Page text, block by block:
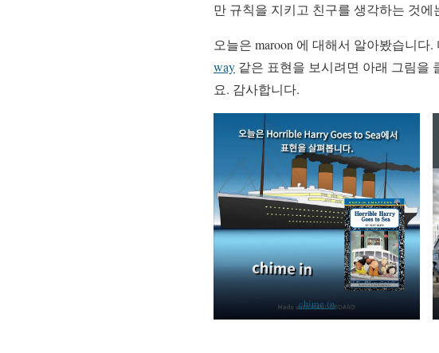
만 규칙을 지키고 친구를 생각하는 것에
오늘은 maroon 에 대해서 알아봤습니다.
way 같은 표현을 보시려면 아래 그림을
요. 감사합니다.
chime in